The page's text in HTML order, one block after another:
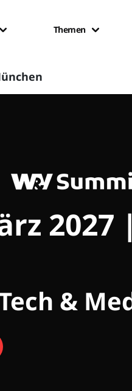
Themen
2027 |
&